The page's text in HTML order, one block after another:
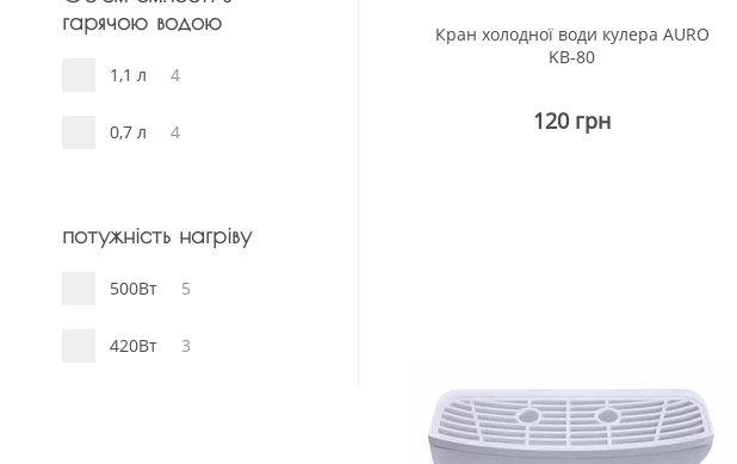
гарячою водою
1,1 л 4
0,7 л 4
потужність нагріву
500Вт 5
420Вт 3
Кран холодної води кулера AURO
KB-80
120 грн